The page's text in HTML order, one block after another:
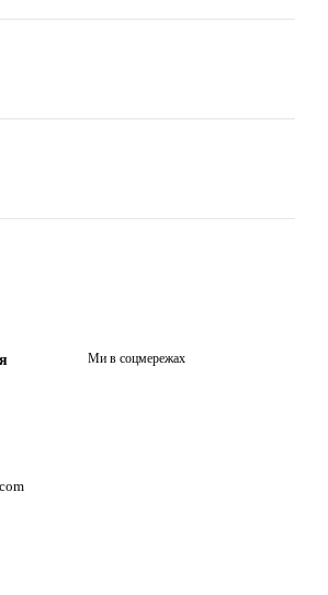
Ми в соцмережах